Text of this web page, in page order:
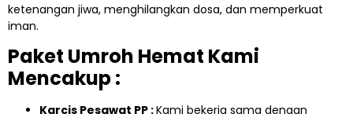
ketenangan jiwa, menghilangkan dosa, dan memperkuat
iman.
Paket Umroh Hemat Kami
Mencakup :
Karcis Pesawat PP :Kami bekerja sama dengan